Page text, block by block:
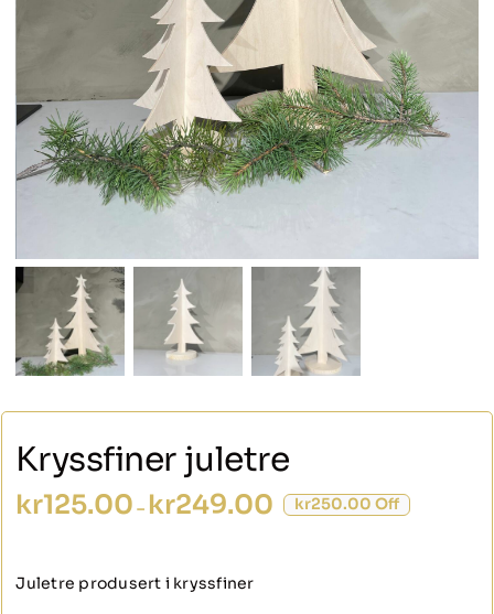
Kryssfiner juletre
kr125.00 – kr249.00 Prisområde:
kr125.00
kr250.00 Off
Juletre produsert i kryssfiner